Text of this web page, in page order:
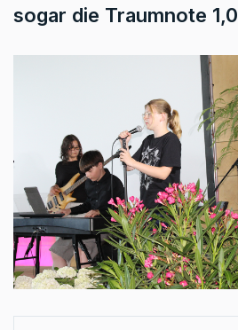
sogar die Traumnote 1,0